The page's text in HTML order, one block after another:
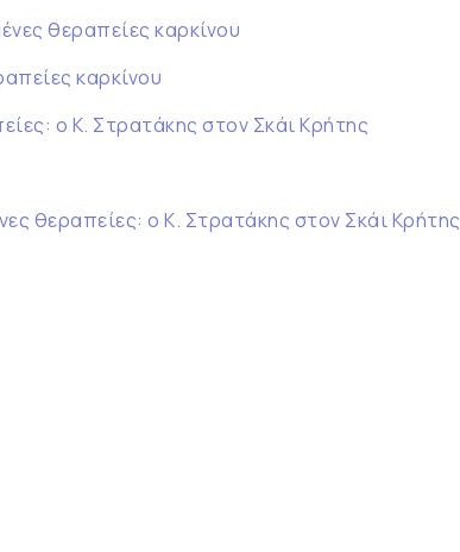
θεραπείες καρκίνου
καρκίνου
ο Κ. Στρατάκης στον Σκάι Κρήτης
θεραπείες: ο Κ. Στρατάκης στον Σκάι Κρήτης